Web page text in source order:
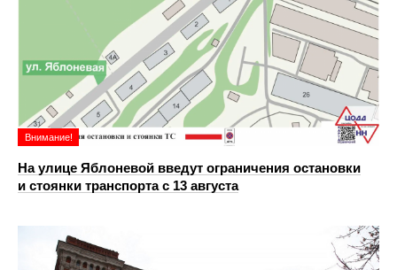
Внимание!
На улице Яблоневой введут ограничения остановки
и стоянки транспорта с 13 августа